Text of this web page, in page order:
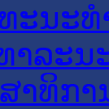
ະນະ
າລະນ
າທິກາ